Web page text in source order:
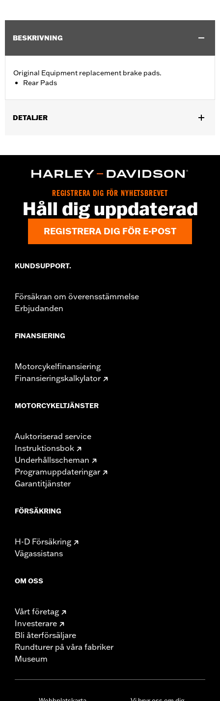
BESKRIVNING
Original Equipment replacement brake pads.
Rear Pads
DETALJER
In the Box: One set of brake pads
REGISTRERA DIG FÖR NYHETSBREVET
Håll dig uppdaterad
REGISTRERA DIG FÖR E-POST
KUNDSUPPORT.
Försäkran om överensstämmelse
Erbjudanden
FINANSIERING
Motorcykelfinansiering
Finansieringskalkylator
MOTORCYKELTJÄNSTER
Auktoriserad service
Instruktionsbok
Underhållsscheman
Programuppdateringar
Garantitjänster
FÖRSÄKRING
H-D Försäkring
Vägassistans
OM OSS
Vårt företag
Investerare
Bli återförsäljare
Rundturer på våra fabriker
Museum